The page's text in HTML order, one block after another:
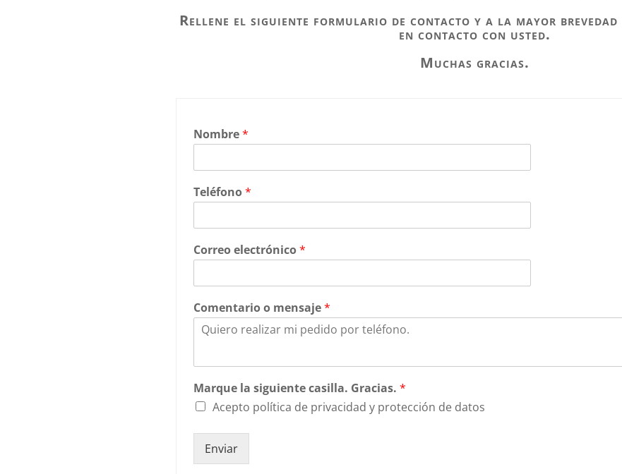
Rellene el siguiente formulario de contacto y a la mayor brevedad
en contacto con usted.
Muchas gracias.
Nombre*
Teléfono*
Correo electrónico*
Comentario o mensaje*
Marque la siguiente casilla. Gracias. *
Acepto política de privacidad y protección de datos
Enviar